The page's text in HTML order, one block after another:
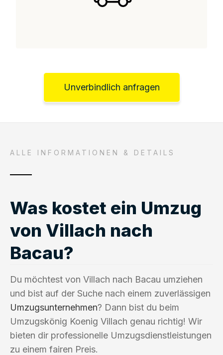
Unverbindlich anfragen
ALLE INFORMATIONEN & DETAILS
Was kostet ein Umzug
von Villach nach
Bacau?
Du möchtest von Villach nach Bacau umziehen
und bist auf der Suche nach einem zuverlässigen
Umzugsunternehmen? Dann bist du beim
Umzugskönig Koenig Villach genau richtig! Wir
bieten dir professionelle Umzugsdienstleistungen
zu einem fairen Preis.